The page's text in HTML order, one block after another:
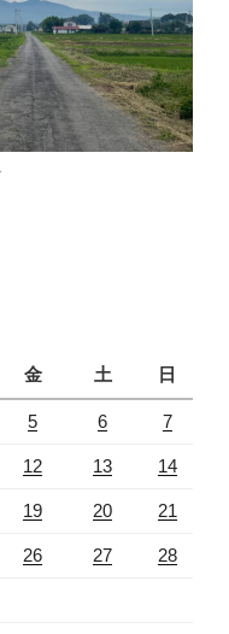
金 土 日
5 6 7
12 13 14
19 20 21
26 27 28